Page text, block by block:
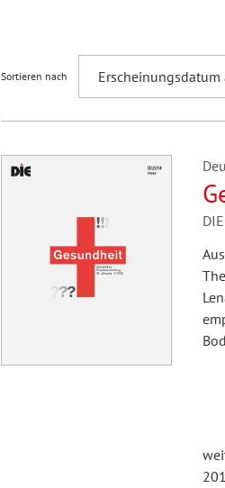
Sortieren nach